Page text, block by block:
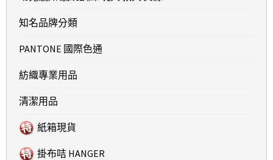
知名品牌分類
PANTONE 國際色通
紡織專業用品
清潔用品
紙箱現貨
掛布咭 HANGER